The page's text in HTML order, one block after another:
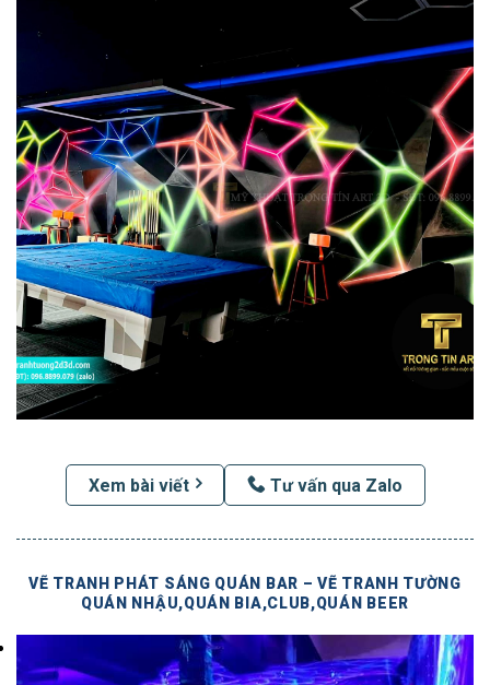
Xem bài viết Tư vấn qua Zalo
VẼ TRANH PHÁT SÁNG QUÁN BAR – VẼ TRANH TƯỜNG
QUÁN NHẬU,QUÁN BIA,CLUB,QUÁN BEER